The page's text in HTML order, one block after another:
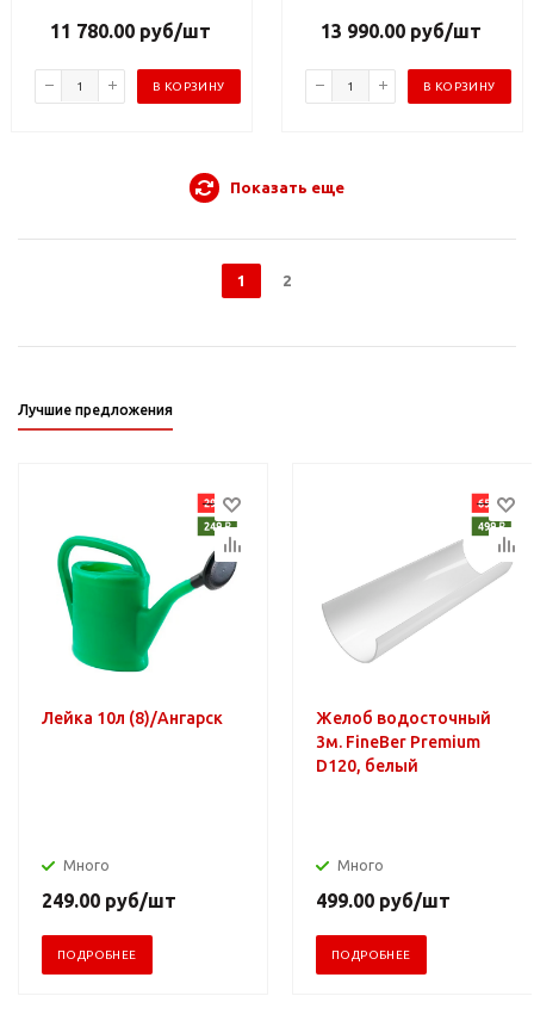
11 780.00руб/шт
В КОРЗИНУ
13 990.00руб/шт
В КОРЗИНУ
Показать еще
1 2
Лучшие предложения
Лейка 10л (8)/Ангарск
Много
249.00 руб/шт
ПОДРОБНЕЕ
Желоб водосточный
3м. FineBer Premium
D120, белый
Много
499.00 руб/шт
ПОДРОБНЕЕ